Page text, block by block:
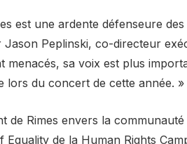
est une ardente défenseure
Jason Peplinski, co-directeur
menacés, sa voix est plus
lors du concert de cette année. »
de Rimes envers la
Equality de la Human Rights